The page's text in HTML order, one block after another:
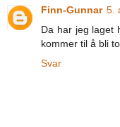
Finn-Gunnar 5.
Da har jeg laget
kommer til å bli
Svar